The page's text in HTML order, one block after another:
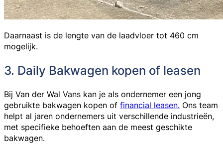
Daarnaast is de lengte van de laadvloer tot 460 cm
mogelijk.
3. Daily Bakwagen kopen of leasen
Bij Van der Wal Vans kan je als ondernemer een jong
gebruikte bakwagen kopen of financial leasen. Ons team
helpt al jaren ondernemers uit verschillende industrieën,
met specifieke behoeften aan de meest geschikte
bakwagen.